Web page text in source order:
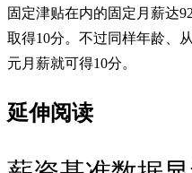
固定津贴在内的固定月薪达
取得10分。不过同样年龄、
元月薪就可得10分。
延伸阅读